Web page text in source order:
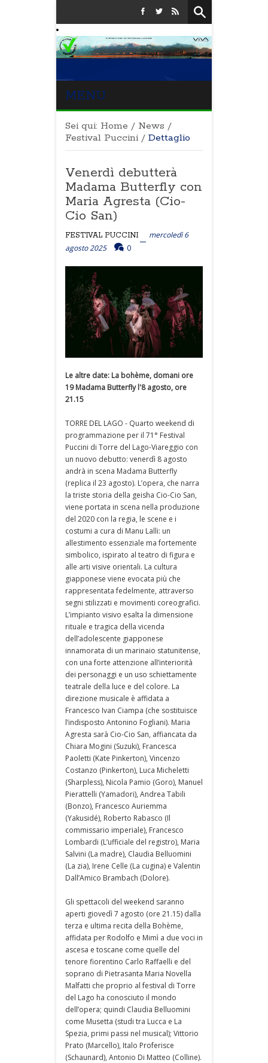
MENU
Sei qui: Home / News /
Festival Puccini / Dettaglio
Venerdì debutterà
Madama Butterfly con
Maria Agresta (Cio-
Cio San)
FESTIVAL PUCCINI
mercoledì 6
agosto 2025
0
Le altre date: La bohème, domani ore
19 Madama Butterfly l'8 agosto, ore
21.15
TORRE DEL LAGO - Quarto weekend di
programmazione per il 71° Festival
Puccini di Torre del Lago-Viareggio con
un nuovo debutto: venerdì 8 agosto
andrà in scena Madama Butterfly
(replica il 23 agosto). L’opera, che narra
la triste storia della geisha Cio-Cio San,
viene portata in scena nella produzione
del 2020 con la regia, le scene e i
costumi a cura di Manu Lalli: un
allestimento essenziale ma fortemente
simbolico, ispirato al teatro di figura e
alle arti visive orientali. La cultura
giapponese viene evocata più che
rappresentata fedelmente, attraverso
segni stilizzati e movimenti coreografici.
L’impianto visivo esalta la dimensione
rituale e tragica della vicenda
dell’adolescente giapponese
innamorata di un marinaio statunitense,
con una forte attenzione all’interiorità
dei personaggi e un uso schiettamente
teatrale della luce e del colore. La
direzione musicale è affidata a
Francesco Ivan Ciampa (che sostituisce
l’indisposto Antonino Fogliani). Maria
Agresta sarà Cio-Cio San, affiancata da
Chiara Mogini (Suzuki), Francesca
Paoletti (Kate Pinkerton), Vincenzo
Costanzo (Pinkerton), Luca Micheletti
(Sharpless), Nicola Pamio (Goro), Manuel
Pierattelli (Yamadori), Andrea Tabili
(Bonzo), Francesco Auriemma
(Yakusidé), Roberto Rabasco (Il
commissario imperiale), Francesco
Lombardi (L’ufficiale del registro), Maria
Salvini (La madre), Claudia Belluomini
(La zia), Irene Celle (La cugina) e Valentin
Dall’Amico Brambach (Dolore).
Gli spettacoli del weekend saranno
aperti giovedì 7 agosto (ore 21.15) dalla
terza e ultima recita della Bohème,
affidata per Rodolfo e Mimì a due voci in
ascesa e toscane come quelle del
tenore fiorentino Carlo Raffaelli e del
soprano di Pietrasanta Maria Novella
Malfatti che proprio al festival di Torre
del Lago ha conosciuto il mondo
dell’opera; quindi Claudia Belluomini
come Musetta (studi tra Lucca e La
Spezia, primi passi nel musical); Vittorio
Prato (Marcello), Italo Proferisce
(Schaunard), Antonio Di Matteo (Colline).